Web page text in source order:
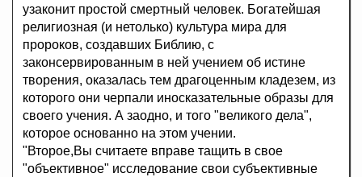
узаконит простой смертный человек. Богатейшая
религиозная (и нетолько) культура мира для
пророков, создавших Библию, с
законсервированным в ней учением об истине
творения, оказалась тем драгоценным кладезем, из
которого они черпали иносказательные образы для
своего учения. А заодно, и того "великого дела",
которое основанно на этом учении.
"Второе,Вы считаете вправе тащить в свое
"объективное" исследование свои субъективные